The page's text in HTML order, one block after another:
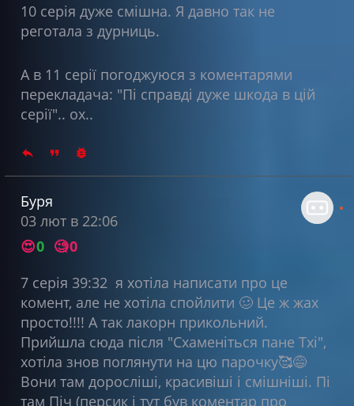
10 серія дуже смішна. Я давно так не
реготала з дурниць.
А в 11 серії погоджуюся з коментарями
перекладача: "Пі справді дуже шкода в цій
серії".. ох..
Буря
03 лют в 22:06
😍0 🧐0
7 серія 39:32 я хотіла написати про це
комент, але не хотіла спойлити 🥴 Це ж жах
просто!!!! А так лакорн прикольний.
Прийшла сюда після "Схаменіться пане Тхі",
хотіла знов поглянути на цю парочку🥰😅
Вони там доросліші, красивіші і смішніші. Пі
там Піч (персик і тут був коментар про